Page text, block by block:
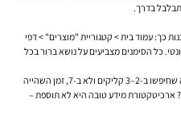
בדרך.
כך: עמוד בית > קטגוריית "מוצרים" > דפי
כל הסימנים מצביעים על נושא ברור בכל
לפי מחקרים שונים, כשמשתמשים מגיעים למה שחיפשו ב-2–3 קליקים ולא ב-7, זמן השהייה
ארכיטקטורת מידע טובה היא לא תוספת –